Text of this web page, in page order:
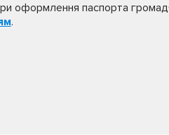
оформлення паспорта
.